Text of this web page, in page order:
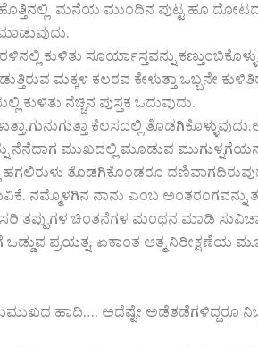
ಮನೆಯ ಮುಂದಿನ ಪುಟ್ಟ ಹೂ
ಕುಳಿತು ಸೂರ್ಯಾಸ್ತವನ್ನು
ಮಕ್ಕಳ ಕಲರವ ಕೇಳುತ್ತಾ ಒಬ್ಬನೇ
ನೆಚ್ಚಿನ ಪುಸ್ತಕ ಓದುವುದು.
ಕೆಲಸದಲ್ಲಿ
ನೆನೆದಾಗ ಮುಖದಲ್ಲಿ ಮೂಡುವ
ತೊಡಗಿಕೊಂಡರೂ
ನಮ್ಮೊಳಗಿನ ನಾನು ಎಂಬ ಅಂತರಂಗವನ್ನು
ಸರಿ ತಪ್ಪುಗಳ ಚಿಂತನೆಗಳ ಮಂಥನ ಮಾಡಿ
ಪ್ರಯತ್ನ. ಏಕಾಂತ ಆತ್ಮ ನಿರೀಕ್ಷಣೆಯ
ಹಾದಿ…. ಅದೆಷ್ಟೇ ಅಡೆತಡೆಗಳಿದ್ದರೂ